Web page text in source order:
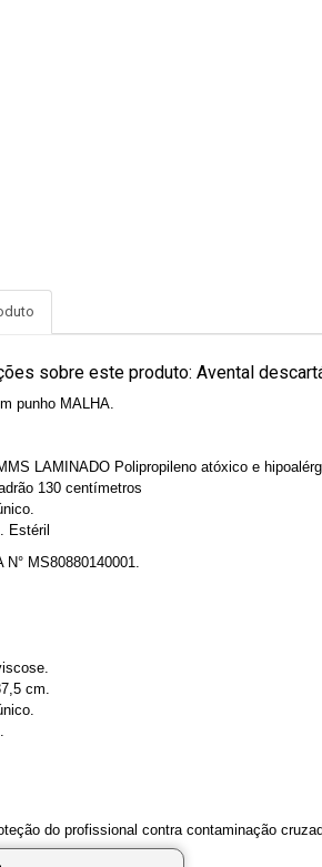
sobre este produto: Avental
punho MALHA.
LAMINADO Polipropileno atóxico e
130 centímetros
Estéril
MS80880140001.
cm.
do profissional contra contaminação